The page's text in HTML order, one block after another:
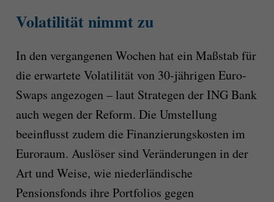
Volatilität nimmt zu
In den vergangenen Wochen hat ein Maßstab für
die erwartete Volatilität von 30-jährigen Euro-
Swaps angezogen – laut Strategen der ING Bank
auch wegen der Reform. Die Umstellung
beeinflusst zudem die Finanzierungskosten im
Euroraum. Auslöser sind Veränderungen in der
Art und Weise, wie niederländische
Pensionsfonds ihre Portfolios gegen